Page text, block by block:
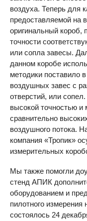
воздуха. Теперь для
предоставляемой на
оригинальный короб,
точности
или сопла завесы.
данном коробе
методики поставило
воздушных завес с
отверстий, или
высокой точностью и
сравнительно
воздушного потока.
компания «Тропик»
измерительных
Мы также помогли
стенд АПИК
оборудованием и
пилотного измерения
состоялось 24